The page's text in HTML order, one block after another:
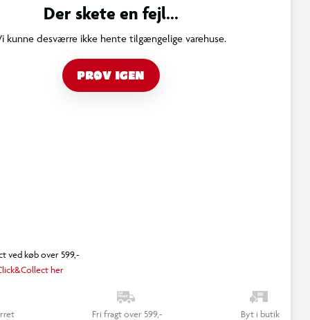
Der skete en fejl...
kunne desværre ikke hente tilgængelige varehuse.
PRØV IGEN
ved køb over 599,-
her
Fri fragt over 599,- Byt i butik